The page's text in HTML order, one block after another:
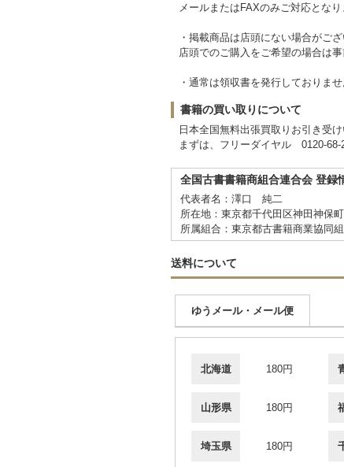
メールまたはFAXのみご対応となり
・掲載商品は店頭にない場合がござ
店頭でのご購入をご希望の場合は
・通常は領収書を発行しておりま
書籍の買い取りについて
日本全国無料出張買取りお引き受け
まずは、フリーダイヤル 0120-
全国古書書籍商組合連合会 登録
代表者名：澤口 純二
所在地：東京都千代田区神田神保
所属組合：東京都古書籍商業協同
送料について
ゆうメール・メール便
北海道 180円
山形県 180円
埼玉県 180円